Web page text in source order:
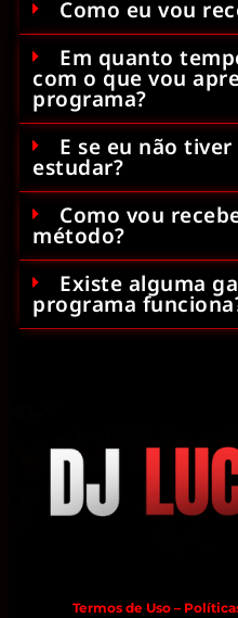
Como eu vou
Em quanto
com o que vou
programa?
E se eu não
estudar?
Como vou
método?
Existe alguma
programa
Termos de Uso –